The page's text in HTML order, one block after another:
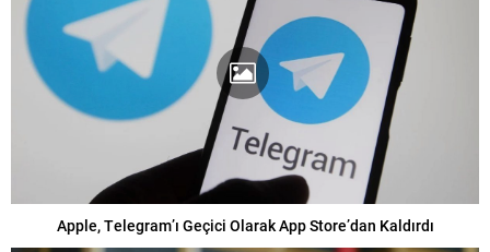
Apple, Telegram’ı Geçici Olarak App Store’dan Kaldırdı